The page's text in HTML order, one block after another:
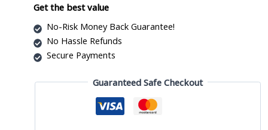
زجاجي
للسوائل
quantity
Get the best value
No-Risk Money Back Guarantee!
No Hassle Refunds
Secure Payments
Guaranteed Safe Checkout